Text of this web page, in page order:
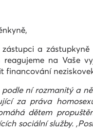
a
reagujeme na Vaše
financování
podle ní rozmanitý a
za práva
dětem
sociální služby. ‚